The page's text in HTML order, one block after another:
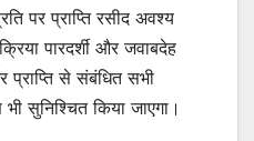
पर प्राप्ति रसीद अवश्य
पारदर्शी और जवाबदेह
प्राप्ति से संबंधित सभी
सुनिश्चित किया जाएगा।